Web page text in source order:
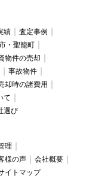
績
査定事例
・聖籠町
物件の売却
事故物件
却時の諸費用
て
選び
理
様の声
会社概要
イトマップ